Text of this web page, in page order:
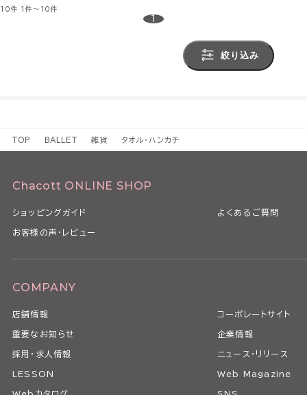
10件 1件～10件
1
絞り込み
TOP BALLET 雑貨 タオル・ハンカチ
Chacott ONLINE SHOP
ショッピングガイド よくあるご質問
お客様の声・レビュー
COMPANY
店舗情報 コーポレートサイト
重要なお知らせ 企業情報
採用・求人情報 ニュース・リリース
LESSON Web Magazine
Webカタログ SNS